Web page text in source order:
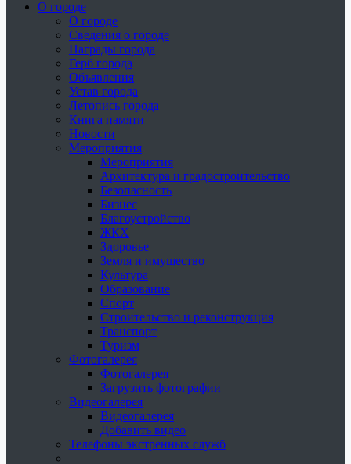
О городе
О городе
Сведения о городе
Награды города
Герб города
Объявления
Устав города
Летопись города
Книга памяти
Новости
Мероприятия
Мероприятия
Архитектура и градостроительство
Безопасность
Бизнес
Благоустройство
ЖКХ
Здоровье
Земля и имущество
Культура
Образование
Спорт
Строительство и реконструкция
Транспорт
Туризм
Фотогалерея
Фотогалерея
Загрузить фотографии
Видеогалерея
Видеогалерея
Добавить видео
Телефоны экстренных служб